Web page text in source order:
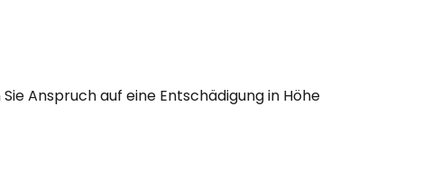
Anspruch auf eine Entschädigung in Höhe